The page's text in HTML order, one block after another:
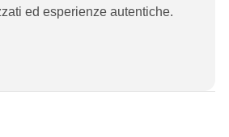
ed esperienze autentiche.